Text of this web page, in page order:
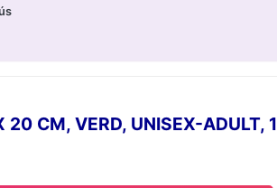
CM, VERD, UNISEX-ADULT, 1